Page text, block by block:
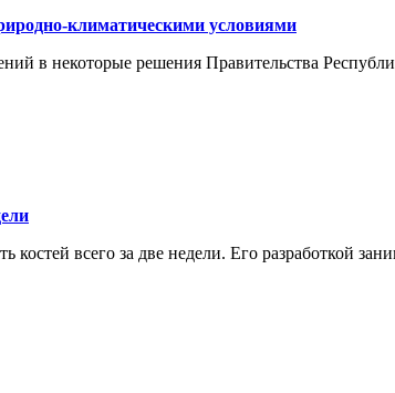
климатическими условиями
в некоторые решения Правительства
всего за две недели. Его разработкой